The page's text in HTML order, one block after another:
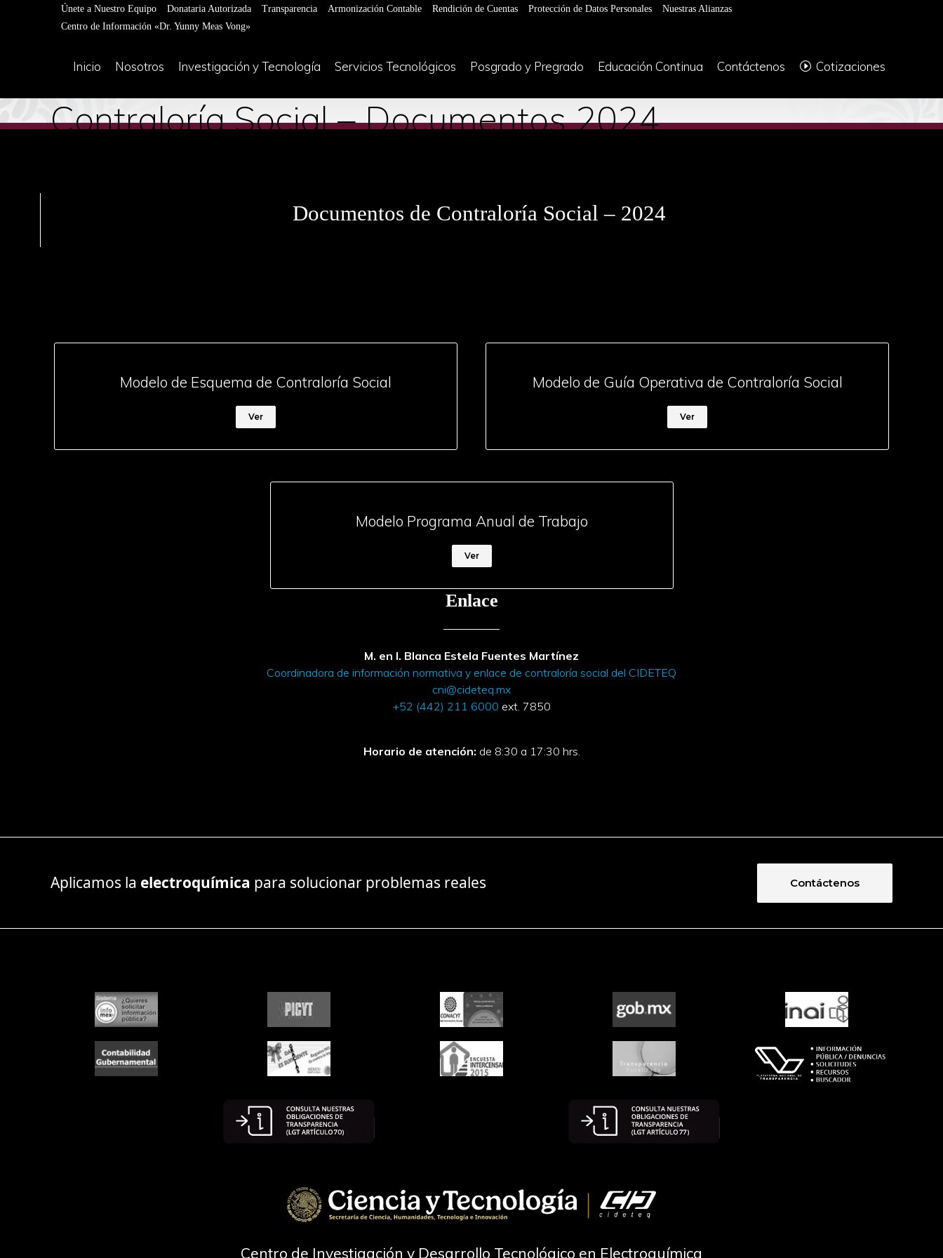
Únete a Nuestro Equipo Donataria Autorizada Transparencia Armonización Contable Rendición de Cuentas Protección de Datos Personales
Nuestras Alianzas
Centro de Información «Dr. Yunny Meas Vong»
Inicio Nosotros Investigación y Tecnología Servicios Tecnológicos Posgrado y Pregrado Educación Continua Contáctenos Cotizaciones
Contraloría Social – Documentos 2024
Documentos de Contraloría Social – 2024
Modelo de Esquema de Contraloría Social
Ver
Modelo de Guía Operativa de Contraloría Social
Ver
Modelo Programa Anual de Trabajo
Ver
Enlace
M. en I. Blanca Estela Fuentes Martínez
Coordinadora de información normativa y enlace de contraloría social del CIDETEQ
cni@cideteq.mx
+52 (442) 211 6000 ext. 7850
Horario de atención: de 8:30 a 17:30 hrs.
Aplicamos la electroquímica para solucionar problemas reales Contáctenos
Centro de Investigación y Desarrollo Tecnológico en Electroquímica